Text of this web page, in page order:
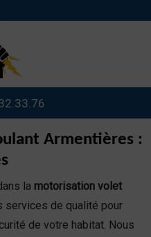
Armentières :
la motorisation volet
services de qualité pour
de votre habitat. Nous